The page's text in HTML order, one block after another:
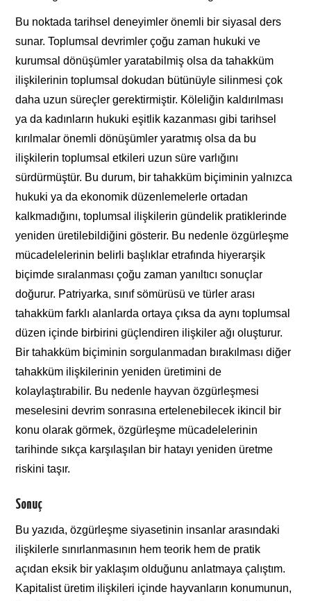
Bu noktada tarihsel deneyimler önemli bir siyasal ders
sunar. Toplumsal devrimler çoğu zaman hukuki ve
kurumsal dönüşümler yaratabilmiş olsa da tahakküm
ilişkilerinin toplumsal dokudan bütünüyle silinmesi çok
daha uzun süreçler gerektirmiştir. Köleliğin kaldırılması
ya da kadınların hukuki eşitlik kazanması gibi tarihsel
kırılmalar önemli dönüşümler yaratmış olsa da bu
ilişkilerin toplumsal etkileri uzun süre varlığını
sürdürmüştür. Bu durum, bir tahakküm biçiminin yalnızca
hukuki ya da ekonomik düzenlemelerle ortadan
kalkmadığını, toplumsal ilişkilerin gündelik pratiklerinde
yeniden üretilebildiğini gösterir. Bu nedenle özgürleşme
mücadelelerinin belirli başlıklar etrafında hiyerarşik
biçimde sıralanması çoğu zaman yanıltıcı sonuçlar
doğurur. Patriyarka, sınıf sömürüsü ve türler arası
tahakküm farklı alanlarda ortaya çıksa da aynı toplumsal
düzen içinde birbirini güçlendiren ilişkiler ağı oluşturur.
Bir tahakküm biçiminin sorgulanmadan bırakılması diğer
tahakküm ilişkilerinin yeniden üretimini de
kolaylaştırabilir. Bu nedenle hayvan özgürleşmesi
meselesini devrim sonrasına ertelenebilecek ikincil bir
konu olarak görmek, özgürleşme mücadelelerinin
tarihinde sıkça karşılaşılan bir hatayı yeniden üretme
riskini taşır.
Sonuç
Bu yazıda, özgürleşme siyasetinin insanlar arasındaki
ilişkilerle sınırlanmasının hem teorik hem de pratik
açıdan eksik bir yaklaşım olduğunu anlatmaya çalıştım.
Kapitalist üretim ilişkileri içinde hayvanların konumunun,